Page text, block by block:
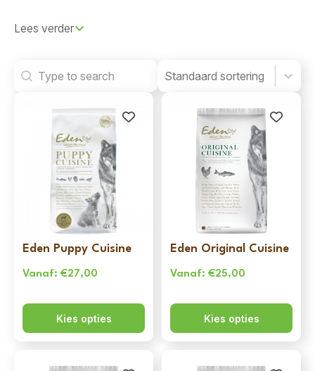
Lees verder
Search Product Order
Product Order
Eden Puppy Cuisine
Vanaf: €27,00
Kies opties
Eden Original Cuisine
Vanaf: €25,00
Kies opties